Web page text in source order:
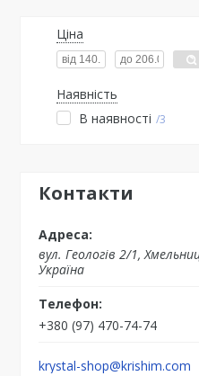
Ціна
Наявність
В наявності 3
Контакти
вул. Геологів 2/1,
Україна
+380 (97) 470-74-74
krystal-shop@krishim.com